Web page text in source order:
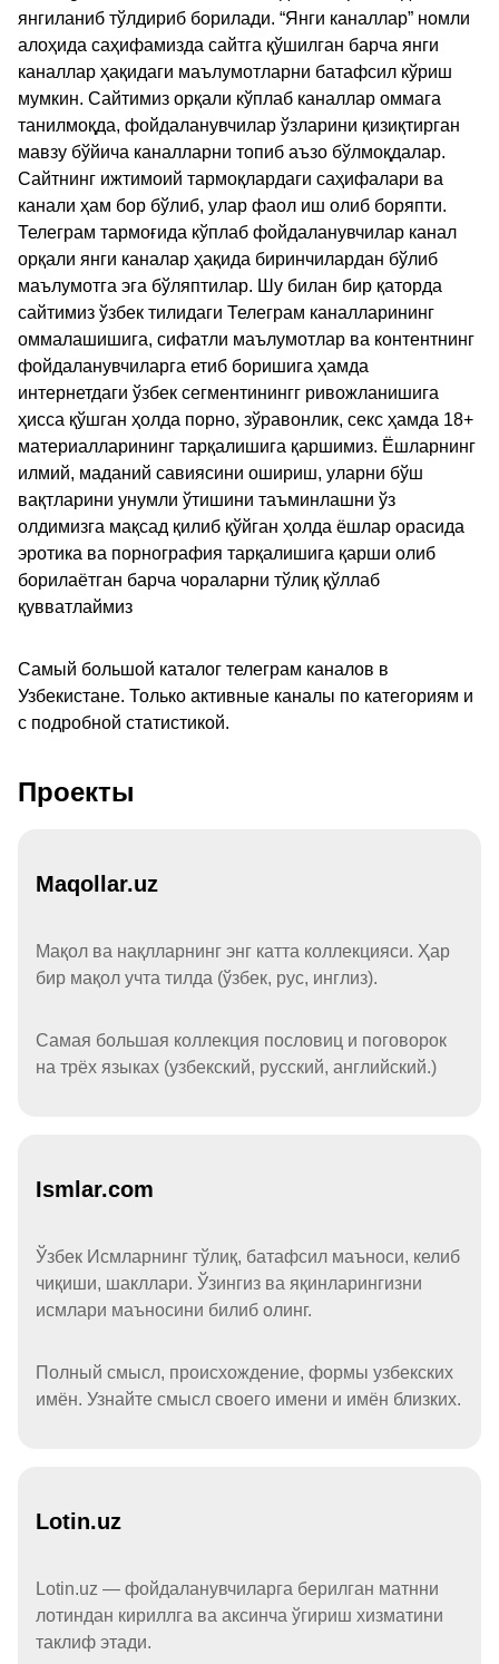
янгиланиб тўлдириб борилади. “Янги каналлар” номли
алоҳида саҳифамизда сайтга қўшилган барча янги
каналлар ҳақидаги маълумотларни батафсил кўриш
мумкин. Сайтимиз орқали кўплаб каналлар оммага
танилмоқда, фойдаланувчилар ўзларини қизиқтирган
мавзу бўйича каналларни топиб аъзо бўлмоқдалар.
Сайтнинг ижтимоий тармоқлардаги саҳифалари ва
канали ҳам бор бўлиб, улар фаол иш олиб боряпти.
Телеграм тармоғида кўплаб фойдаланувчилар канал
орқали янги каналар ҳақида биринчилардан бўлиб
маълумотга эга бўляптилар. Шу билан бир қаторда
сайтимиз ўзбек тилидаги Телеграм каналларининг
оммалашишига, сифатли маълумотлар ва контентнинг
фойдаланувчиларга етиб боришига ҳамда
интернетдаги ўзбек сегментинингг ривожланишига
ҳисса қўшган ҳолда порно, зўравонлик, секс ҳамда 18+
материалларининг тарқалишига қаршимиз. Ёшларнинг
илмий, маданий савиясини ошириш, уларни бўш
вақтларини унумли ўтишини таъминлашни ўз
олдимизга мақсад қилиб қўйган ҳолда ёшлар орасида
эротика ва порнография тарқалишига қарши олиб
борилаётган барча чораларни тўлиқ қўллаб
қувватлаймиз
Самый большой каталог телеграм каналов в
Узбекистане. Только активные каналы по категориям и
с подробной статистикой.
Проекты
Maqollar.uz
Мақол ва нақлларнинг энг катта коллекцияси. Ҳар
бир мақол учта тилда (ўзбек, рус, инглиз).
Самая большая коллекция пословиц и поговорок
на трёх языках (узбекский, русский, английский.)
Ismlar.com
Ўзбек Исмларнинг тўлиқ, батафсил маъноси, келиб
чиқиши, шакллари. Ўзингиз ва яқинларингизни
исмлари маъносини билиб олинг.
Полный смысл, происхождение, формы узбекских
имён. Узнайте смысл своего имени и имён близких.
Lotin.uz
Lotin.uz — фойдаланувчиларга берилган матнни
лотиндан кириллга ва аксинча ўгириш хизматини
таклиф этади.